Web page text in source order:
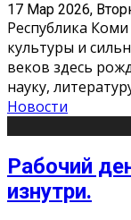
17 Мар 2026,
Республика
культуры и
веков здесь
науку,
Новости
Рабочий
изнутри.